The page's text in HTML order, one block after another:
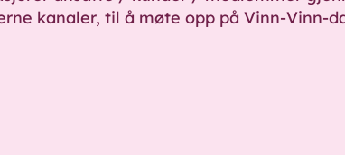
kanaler, til å møte opp på Vinn-Vinn-